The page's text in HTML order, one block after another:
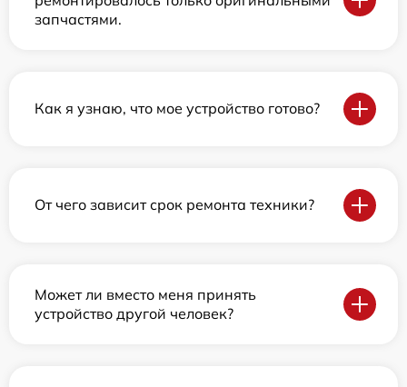
запчастями.
Как я узнаю, что мое устройство готово?
От чего зависит срок ремонта техники?
Может ли вместо меня принять
устройство другой человек?